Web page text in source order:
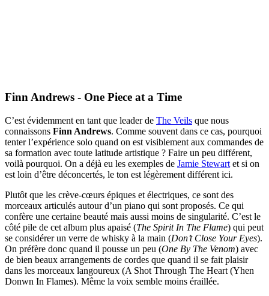
Finn Andrews - One Piece at a Time
C’est évidemment en tant que leader de The Veils que nous
connaissons Finn Andrews. Comme souvent dans ce cas, pourquoi
tenter l’expérience solo quand on est visiblement aux commandes de
sa formation avec toute latitude artistique ? Faire un peu différent,
voilà pourquoi. On a déjà eu les exemples de Jamie Stewart et si on
est loin d’être déconcertés, le ton est légèrement différent ici.
Plutôt que les crève-cœurs épiques et électriques, ce sont des
morceaux articulés autour d’un piano qui sont proposés. Ce qui
confère une certaine beauté mais aussi moins de singularité. C’est le
côté pile de cet album plus apaisé (The Spirit In The Flame) qui peut
se considérer un verre de whisky à la main (Don’t Close Your Eyes).
On préfère donc quand il pousse un peu (One By The Venom) avec
de bien beaux arrangements de cordes que quand il se fait plaisir
dans les morceaux langoureux (A Shot Through The Heart (Yhen
Donwn In Flames). Même la voix semble moins éraillée.